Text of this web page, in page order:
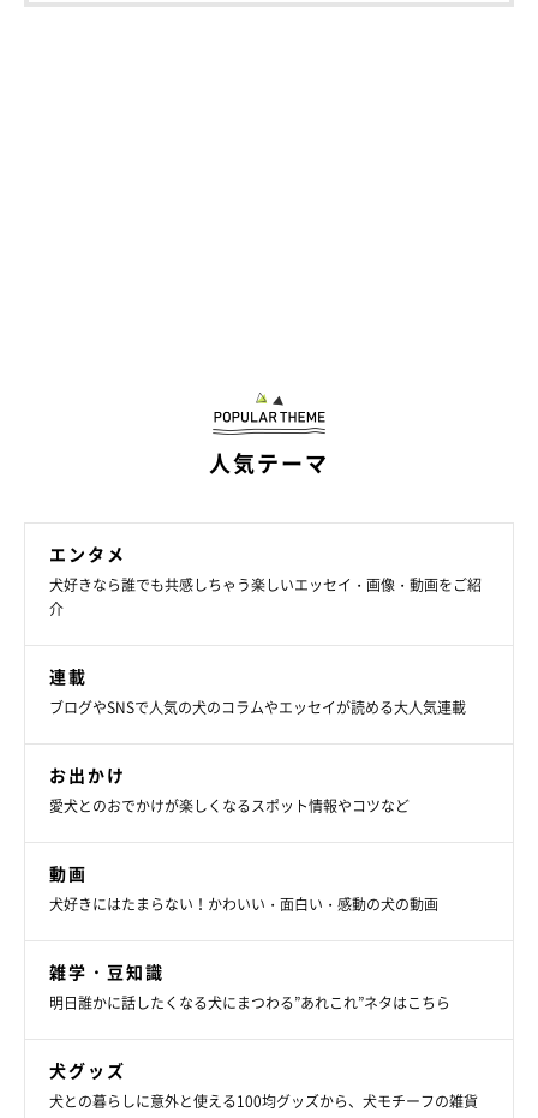
人気テーマ
エンタメ
犬好きなら誰でも共感しちゃう楽しいエッセイ・画像・動画をご紹
介
連載
ブログやSNSで人気の犬のコラムやエッセイが読める大人気連載
お出かけ
愛犬とのおでかけが楽しくなるスポット情報やコツなど
動画
犬好きにはたまらない！かわいい・面白い・感動の犬の動画
雑学・豆知識
明日誰かに話したくなる犬にまつわる”あれこれ”ネタはこちら
犬グッズ
犬との暮らしに意外と使える100均グッズから、犬モチーフの雑貨